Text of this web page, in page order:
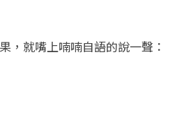
，就嘴上喃喃自語的說一聲